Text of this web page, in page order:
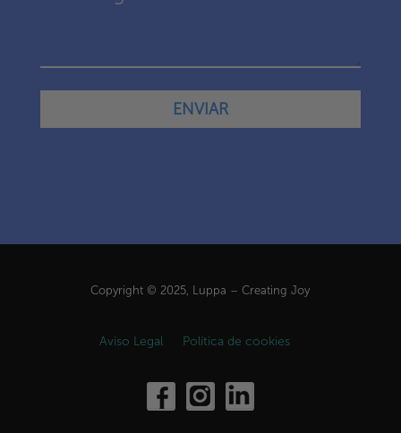
Copyright © 2025, Luppa – Creating Joy
Aviso Legal Política de cookies